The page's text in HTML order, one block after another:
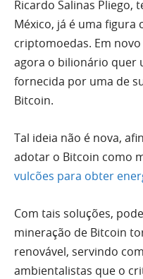
Ricardo Salinas Pliego,
México, já é uma figura
criptomoedas. Em
agora o bilionário quer
fornecida por uma de
Bitcoin.
Tal ideia não é nova,
adotar o Bitcoin como
vulcões para obter
Com tais soluções,
mineração de Bitcoin
renovável, servindo
ambientalistas que o